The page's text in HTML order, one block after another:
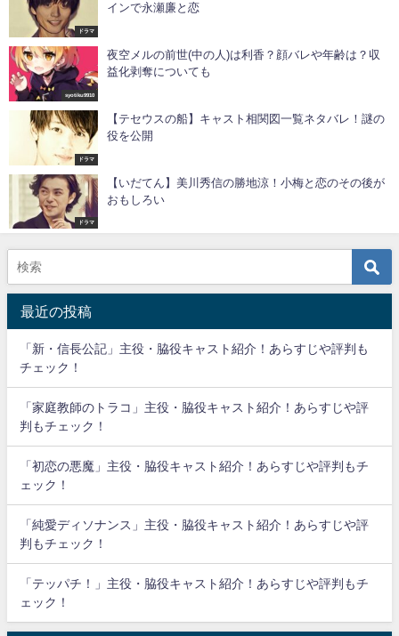
ドラマ
インで永瀬廉と恋
syotiku9910
夜空メルの前世(中の人)は利香？顔バレや年齢は？収
益化剥奪についても
ドラマ
【テセウスの船】キャスト相関図一覧ネタバレ！謎の
役を公開
ドラマ
【いだてん】美川秀信の勝地涼！小梅と恋のその後が
おもしろい
最近の投稿
「新・信長公記」主役・脇役キャスト紹介！あらすじや評判も
チェック！
「家庭教師のトラコ」主役・脇役キャスト紹介！あらすじや評
判もチェック！
「初恋の悪魔」主役・脇役キャスト紹介！あらすじや評判もチ
ェック！
「純愛ディソナンス」主役・脇役キャスト紹介！あらすじや評
判もチェック！
「テッパチ！」主役・脇役キャスト紹介！あらすじや評判もチ
ェック！